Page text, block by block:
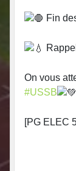
Fin
On vous
#USSB
[PG ELEC